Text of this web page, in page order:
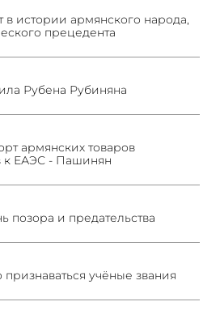
истории армянского народа,
прецедента
Рубена Рубиняна
армянских товаров
к ЕАЭС - Пашинян
позора и предательства
учёные звания